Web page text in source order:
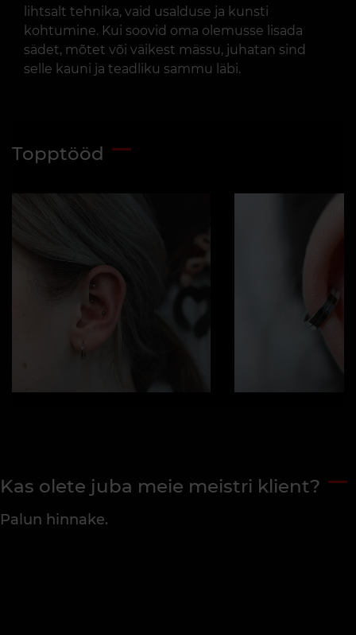
lihtsalt tehnika, vaid usalduse ja kunsti
kohtumine. Kui soovid oma olemusse lisada
sädet, mõtet või väikest mässu, juhatan sind
selle kauni ja teadliku sammu läbi.
Topptööd
Kas olete juba meie meistri klient?
Palun hinnake.